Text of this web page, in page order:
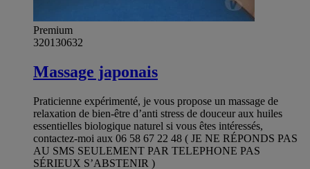
Premium
320130632
Massage japonais
Praticienne expérimenté, je vous propose un massage de
relaxation de bien-être d’anti stress de douceur aux huiles
essentielles biologique naturel si vous êtes intéressés,
contactez-moi aux 06 58 67 22 48 ( JE NE RÉPONDS PAS
AU SMS SEULEMENT PAR TELEPHONE PAS
SÉRIEUX S’ABSTENIR )